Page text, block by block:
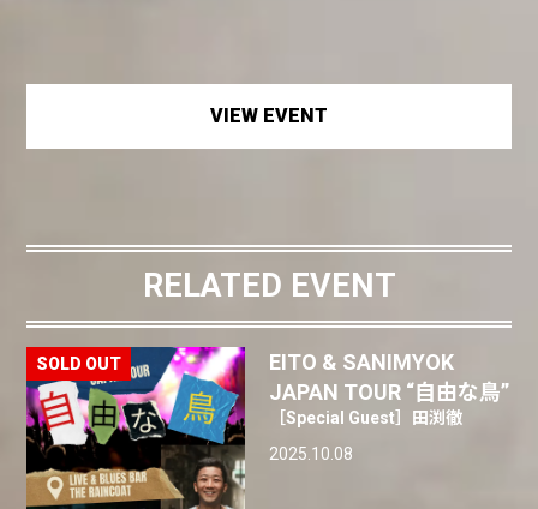
VIEW EVENT
RELATED EVENT
EITO & SANIMYOK
JAPAN TOUR “自由な鳥”
［Special Guest］田渕徹
2025.10.08